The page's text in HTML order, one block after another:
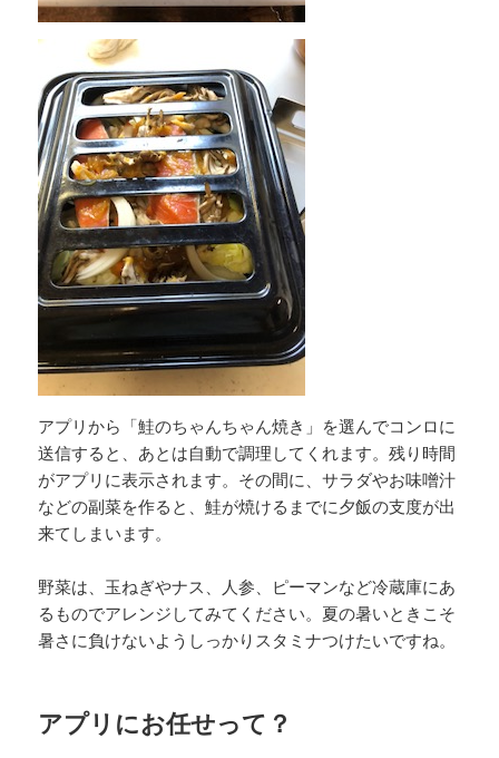
アプリから「鮭のちゃんちゃん焼き」を選んでコンロに
送信すると、あとは自動で調理してくれます。残り時間
がアプリに表示されます。その間に、サラダやお味噌汁
などの副菜を作ると、鮭が焼けるまでに夕飯の支度が出
来てしまいます。
野菜は、玉ねぎやナス、人参、ピーマンなど冷蔵庫にあ
るものでアレンジしてみてください。夏の暑いときこそ
暑さに負けないようしっかりスタミナつけたいですね。
アプリにお任せって？